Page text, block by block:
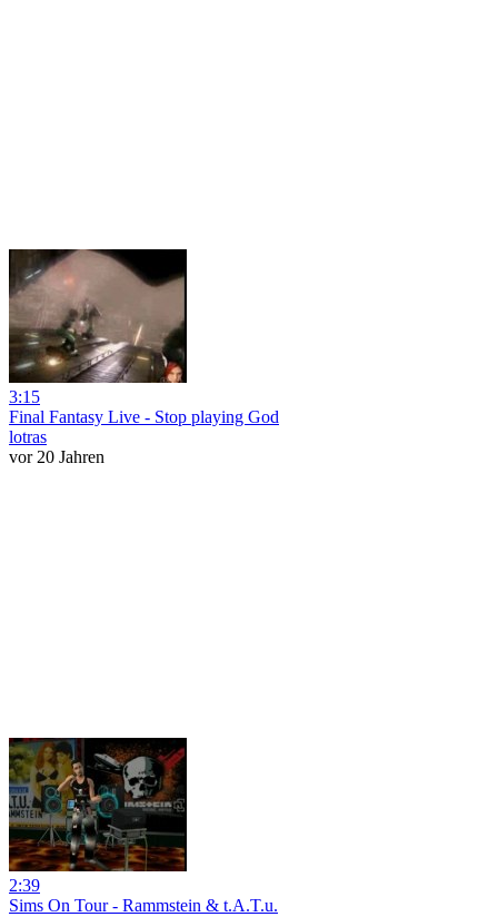
3:15
Final Fantasy Live - Stop playing God
lotras
vor 20 Jahren
2:39
Sims On Tour - Rammstein & t.A.T.u.